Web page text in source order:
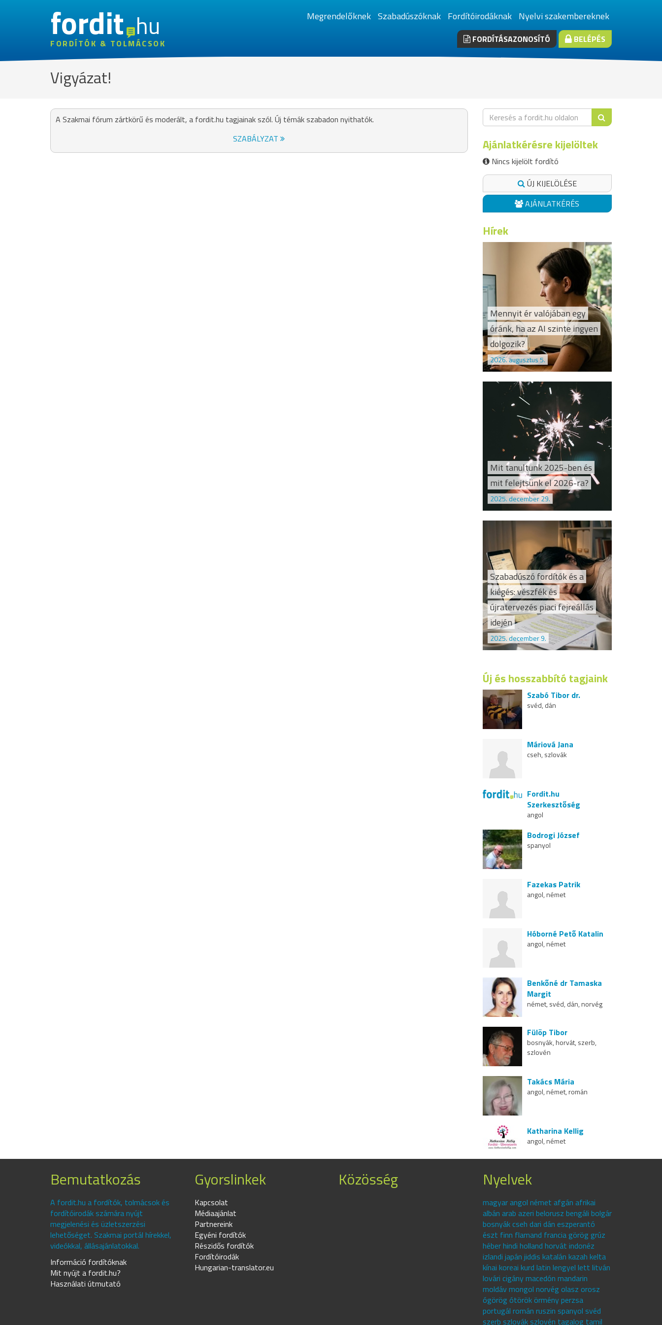
fordithu
FORDÍTÓK & TOLMÁCSOK
Megrendelőknek Szabadúszóknak Fordítóirodáknak Nyelvi szakembereknek
FORDÍTÁSAZONOSÍTÓ BELÉPÉS
Vigyázat!
A Szakmai fórum zártkörű és moderált, a fordit.hu tagjainak szól. Új témák szabadon nyithatók.
SZABÁLYZAT
Ajánlatkérésre kijelöltek
Nincs kijelölt fordító
ÚJ KIJELÖLÉSE
AJÁNLATKÉRÉS
Hírek
Mennyit ér valójában egy
óránk, ha az AI szinte ingyen
dolgozik?
2026. augusztus 5.
Mit tanultunk 2025-ben és
mit felejtsünk el 2026-ra?
2025. december 29.
Szabadúszó fordítók és a
kiégés: vészfék és
újratervezés piaci fejreállás
idején
2025. december 9.
Új és hosszabbító tagjaink
Szabó Tibor dr.
svéd, dán
Máriová Jana
cseh, szlovák
Fordit.hu
Szerkesztőség
angol
Bodrogi József
spanyol
Fazekas Patrik
angol, német
Hóborné Pető Katalin
angol, német
Benkőné dr Tamaska
Margit
német, svéd, dán, norvég
Fülöp Tibor
bosnyák, horvát, szerb,
szlovén
Takács Mária
angol, német, román
Katharina Kellig
angol, német
Bemutatkozás
A fordit.hu a fordítók, tolmácsok és
fordítóirodák számára nyújt
megjelenési és üzletszerzési
lehetőséget. Szakmai portál hírekkel,
videókkal, állásajánlatokkal.
Információ fordítóknak
Mit nyújt a fordit.hu?
Használati útmutató
Gyorslinkek
Kapcsolat
Médiaajánlat
Partnereink
Egyéni fordítók
Részidős fordítók
Fordítóirodák
Hungarian-translator.eu
Közösség Nyelvek
magyar angol német afgán afrikai
albán arab azeri belorusz bengáli bolgár
bosnyák cseh dari dán eszperantó
észt finn flamand francia görög grúz
héber hindi holland horvát indonéz
izlandi japán jiddis katalán kazah kelta
kínai koreai kurd latin lengyel lett litván
lovári cigány macedón mandarin
moldáv mongol norvég olasz orosz
ógörög ótörök örmény perzsa
portugál román ruszin spanyol svéd
szerb szlovák szlovén tagalog tamil